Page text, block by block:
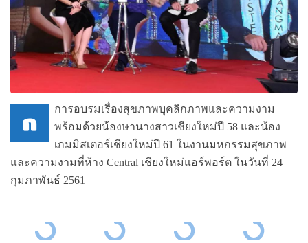
ก
การอบรมเรื่องสุขภาพบุคลิกภาพและความงาม
พร้อมด้วยน้องษานางสาวเชียงใหม่ปี 58 และน้อง
เกมมิสเตอร์เชียงใหม่ปี 61 ในงานมหกรรมสุขภาพ
และความงามที่ห้าง Central เชียงใหม่แอร์พอร์ต ในวันที่ 24
กุมภาพันธ์ 2561